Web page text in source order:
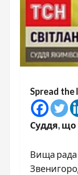
Spread the
Суддя, що
Вища рада